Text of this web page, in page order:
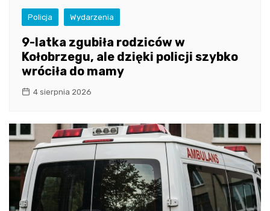
Policja Wydarzenia
9-latka zgubiła rodziców w
Kołobrzegu, ale dzięki policji szybko
wróciła do mamy
4 sierpnia 2026